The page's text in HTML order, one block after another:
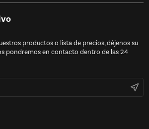
productos o lista de precios, déjenos su
pondremos en contacto dentro de las 24